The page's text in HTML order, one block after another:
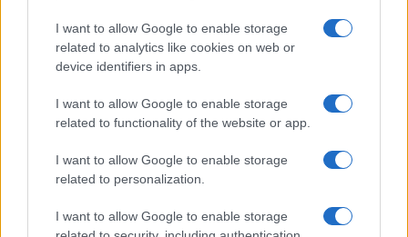
I want to allow Google to enable storage
related to analytics like cookies on web or
device identifiers in apps.
I want to allow Google to enable storage
related to functionality of the website or app.
I want to allow Google to enable storage
related to personalization.
I want to allow Google to enable storage
Michelle Hunziker in Gallura, bella anche dal
accoglienza minori chiude
Olbia, divieto di sosta contro spaccio e degrado: